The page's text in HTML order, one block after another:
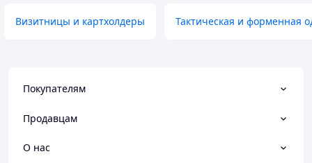
Визитницы и картхолдеры Тактическая и форменная
Покупателям
Продавцам
О нас